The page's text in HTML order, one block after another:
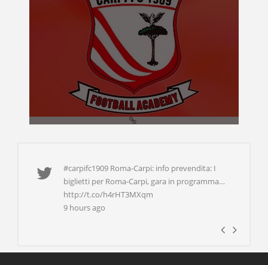
#carpifc1909 Roma-Carpi: info prevendita: I
biglietti per Roma-Carpi, gara in programma…
http://t.co/h4rHT3MXqm
9 hours ago